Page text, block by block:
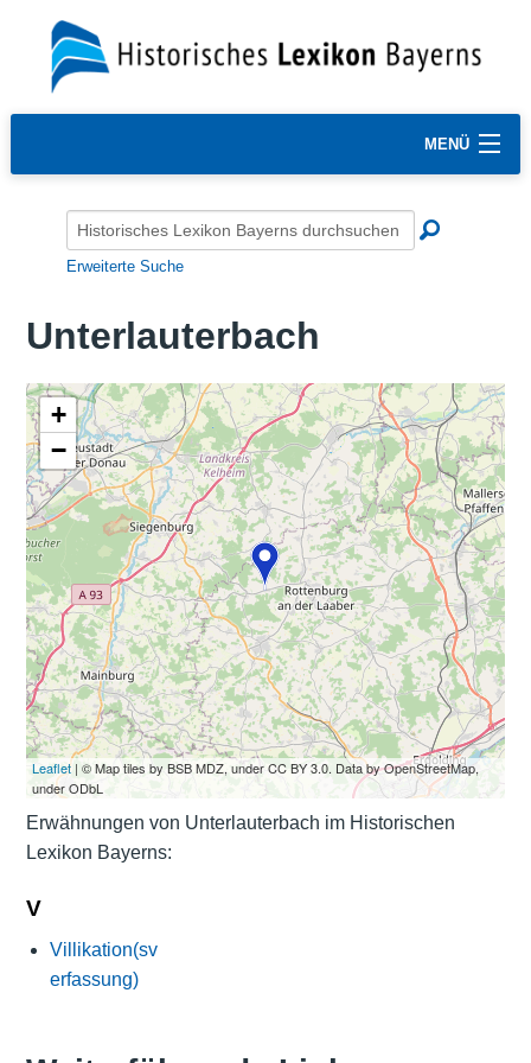
MENÜ
Erweiterte Suche
Unterlauterbach
+
−
Leaflet| © Map tiles by BSB MDZ, under CC BY 3.0. Data by OpenStreetMap,
under ODbL
Erwähnungen von Unterlauterbach im Historischen
Lexikon Bayerns:
V
Villikation(sv
erfassung)